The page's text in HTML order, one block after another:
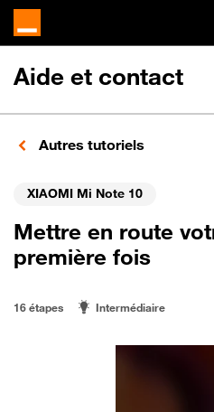
Aide et contact
Autres tutoriels
XIAOMI Mi Note 10
Mettre en route
première fois
16 étapes Intermédiaire